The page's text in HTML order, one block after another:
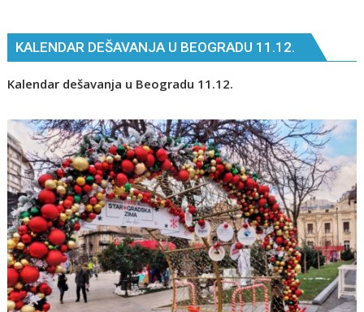
KALENDAR DEŠAVANJA U BEOGRADU 11.12.
Kalendar dešavanja u Beogradu 11.12.